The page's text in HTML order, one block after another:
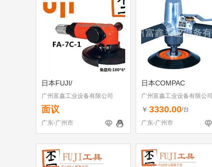
日本FUJI/
广州富鑫工业设备有限公司
面议
广东-广州市
日本COMPAC
广州富鑫工业设备有限公司
￥ 3330.00/台
广东-广州市